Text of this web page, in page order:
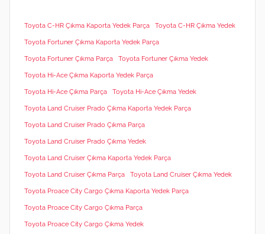
Toyota C-HR Çıkma Kaporta Yedek Parça Toyota C-HR Çıkma Yedek
Toyota Fortuner Çıkma Kaporta Yedek Parça
Toyota Fortuner Çıkma Parça Toyota Fortuner Çıkma Yedek
Toyota Hi-Ace Çıkma Kaporta Yedek Parça
Toyota Hi-Ace Çıkma Parça Toyota Hi-Ace Çıkma Yedek
Toyota Land Cruiser Prado Çıkma Kaporta Yedek Parça
Toyota Land Cruiser Prado Çıkma Parça
Toyota Land Cruiser Prado Çıkma Yedek
Toyota Land Cruiser Çıkma Kaporta Yedek Parça
Toyota Land Cruiser Çıkma Parça Toyota Land Cruiser Çıkma Yedek
Toyota Proace City Cargo Çıkma Kaporta Yedek Parça
Toyota Proace City Cargo Çıkma Parça
Toyota Proace City Cargo Çıkma Yedek